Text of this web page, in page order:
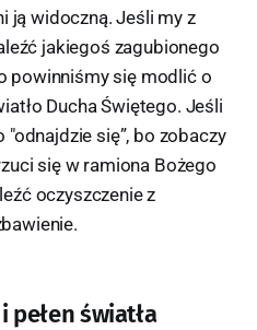
ją widoczną. Jeśli my z
jakiegoś zagubionego
powinniśmy się modlić o
Ducha Świętego. Jeśli
się”, bo zobaczy
się w ramiona Bożego
oczyszczenie z
pełen światła